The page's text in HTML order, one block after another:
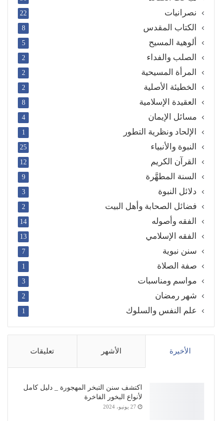
نصرانيات 22
الكتاب المقدس 8
ألوهية المسيح 5
الصلب والفداء 2
المرأة المسيحية 2
الخطيئة الأصلية 2
العقيدة الإسلامية 8
مسائل الإيمان 4
الإلحاد ونظرية التطور 1
النبوة والأنبياء 25
القرآن الكريم 12
السنة المطهَّرة 9
دلائل النبوة 3
فضائل الصحابة وأهل البيت 2
الفقه وأصوله 14
الفقه الإسلامي 13
سنن نبوية 7
صفة الصلاة 1
مواسم ومناسبات 3
شهر رمضان 2
علم النفس والسلوك 1
الأخيرة الأشهر تعليقات
اكتشف سنن التبخر المهجورة _ دليل كامل
لأنواع البخور الفاخرة
27 يونيو، 2024